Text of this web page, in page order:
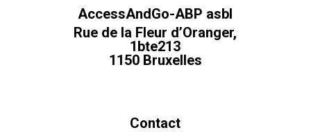
AccessAndGo-ABP asbl
Rue de la Fleur d’Oranger,
1bte213
1150 Bruxelles
Contact